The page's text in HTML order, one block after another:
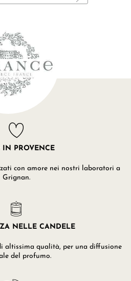
IN PROVENCE
con amore nei nostri laboratori a
Grignan.
NELLE CANDELE
altissima qualità, per una diffusione
del profumo.